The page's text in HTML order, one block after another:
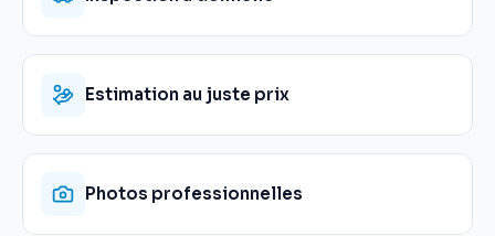
Estimation au juste prix
Photos professionnelles